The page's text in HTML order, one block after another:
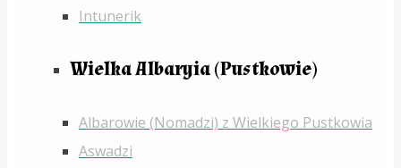
Intunerik
Wielka Albaryia (Pustkowie)
Albarowie (Nomadzi) z Wielkiego Pustkowia
Aswadzi